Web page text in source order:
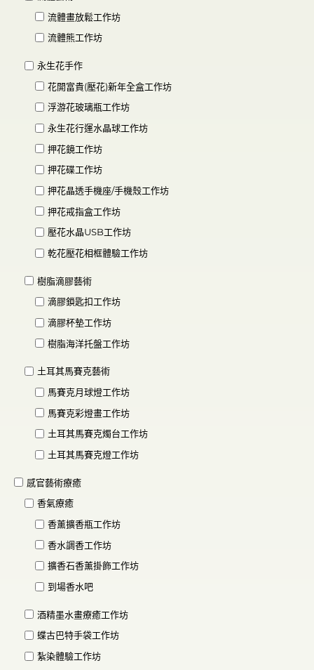
流體畫放鬆工作坊
流體熊工作坊
永生花手作
花開富貴(壓花)新年全盒工作坊
浮游花玻璃瓶工作坊
永生花行運水晶球工作坊
押花鏡工作坊
押花碟工作坊
押花晶透手機座/手機殼工作坊
押花戒指盒工作坊
壓花水晶USB工作坊
乾花壓花相框體驗工作坊
樹脂滴膠藝術
滴膠鎖匙扣工作坊
滴膠杯墊工作坊
樹脂海洋托盤工作坊
土耳其馬賽克藝術
馬賽克月球燈工作坊
馬賽克彩燈畫工作坊
土耳其馬賽克燭台工作坊
土耳其馬賽克燈工作坊
感官藝術療癒
香氣療癒
香薰擴香瓶工作坊
香水調香工作坊
擴香石香薰掛飾工作坊
到場香水吧
酒精墨水畫療癒工作坊
蝶古巴特手袋工作坊
紮染體驗工作坊